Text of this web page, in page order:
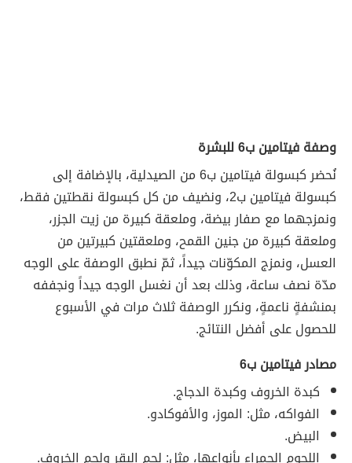
وصفة فيتامين ب6 للبشرة
نُحضر كبسولة فيتامين ب6 من الصيدلية، بالإضافة إلى
كبسولة فيتامين ب2، ونضيف من كل كبسولة نقطتين فقط،
ونمزجهما مع صفار بيضة، وملعقة كبيرة من زيت الجزر،
وملعقة كبيرة من جنين القمح، وملعقتين كبيرتين من
العسل، ونمزج المكوّنات جيداً، ثمّ نطبق الوصفة على الوجه
مدّة نصف ساعة، وذلك بعد أن نغسل الوجه جيداً ونجففه
بمنشفةٍ ناعمةٍ، ونكرر الوصفة ثلاث مرات في الأسبوع
للحصول على أفضل النتائج.
مصادر فيتامين ب6
كبدة الخروف وكبدة الدجاج.
الفواكه، مثل: الموز، والأفوكادو.
البيض.
اللحوم الحمراء بأنواعها، مثل: لحم البقر ولحم الخروف.